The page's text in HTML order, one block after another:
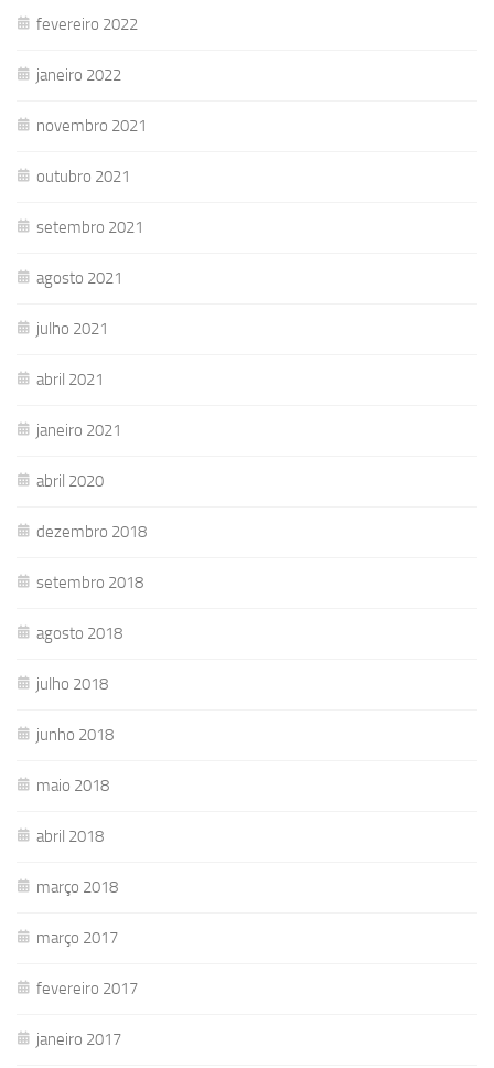
fevereiro 2022
janeiro 2022
novembro 2021
outubro 2021
setembro 2021
agosto 2021
julho 2021
abril 2021
janeiro 2021
abril 2020
dezembro 2018
setembro 2018
agosto 2018
julho 2018
junho 2018
maio 2018
abril 2018
março 2018
março 2017
fevereiro 2017
janeiro 2017